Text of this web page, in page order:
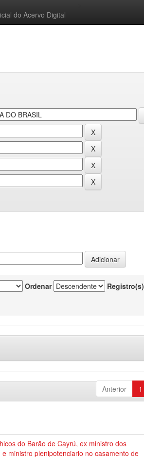
do Acervo Digital
Ordenar Registro(s)
Anterior 1
do Barão de Cayrú, ex ministro dos
ministro plenipotenciario no casamento de